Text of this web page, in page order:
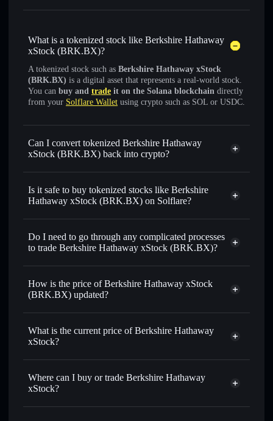
What is a tokenized stock like Berkshire Hathaway
xStock (BRK.BX)?
A tokenized stock such as Berkshire Hathaway xStock
(BRK.BX) is a digital asset that represents a real-world stock.
You can buy and trade it on the Solana blockchain directly
from your Solflare Wallet using crypto such as SOL or USDC.
Can I convert tokenized Berkshire Hathaway
xStock (BRK.BX) back into crypto?
Berkshire Hathaway xStock
Is it safe to buy tokenized stocks like Berkshire
Hathaway xStock (BRK.BX) on Solflare?
1:1 backed,
Do I need to go through any complicated processes
to trade Berkshire Hathaway xStock (BRK.BX)?
How is the price of Berkshire Hathaway xStock
(BRK.BX) updated?
Berkshire Hathaway xStock
What is the current price of Berkshire Hathaway
xStock?
Berkshire Hathaway xStock
$521.80
Where can I buy or trade Berkshire Hathaway
xStock?